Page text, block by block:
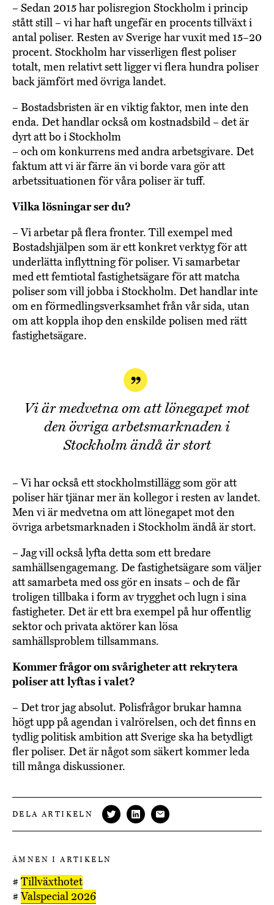
– Sedan 2015 har polisregion Stockholm i princip
stått still – vi har haft ungefär en procents tillväxt i
antal poliser. Resten av Sverige har vuxit med 15–20
procent. Stockholm har visserligen flest poliser
totalt, men relativt sett ligger vi flera hundra poliser
back jämfört med övriga landet.
– Bostadsbristen är en viktig faktor, men inte den
enda. Det handlar också om kostnadsbild – det är
dyrt att bo i Stockholm
– och om konkurrens med andra arbetsgivare. Det
faktum att vi är färre än vi borde vara gör att
arbetssituationen för våra poliser är tuff.
Vilka lösningar ser du?
– Vi arbetar på flera fronter. Till exempel med
Bostadshjälpen som är ett konkret verktyg för att
underlätta inflyttning för poliser. Vi samarbetar
med ett femtiotal fastighetsägare för att matcha
poliser som vill jobba i Stockholm. Det handlar inte
om en förmedlingsverksamhet från vår sida, utan
om att koppla ihop den enskilde polisen med rätt
fastighetsägare.
Vi är medvetna om att lönegapet mot
den övriga arbetsmarknaden i
Stockholm ändå är stort
– Vi har också ett stockholmstillägg som gör att
poliser här tjänar mer än kollegor i resten av landet.
Men vi är medvetna om att lönegapet mot den
övriga arbetsmarknaden i Stockholm ändå är stort.
– Jag vill också lyfta detta som ett bredare
samhällsengagemang. De fastighetsägare som väljer
att samarbeta med oss gör en insats – och de får
troligen tillbaka i form av trygghet och lugn i sina
fastigheter. Det är ett bra exempel på hur offentlig
sektor och privata aktörer kan lösa
samhällsproblem tillsammans.
Kommer frågor om svårigheter att rekrytera
poliser att lyftas i valet?
– Det tror jag absolut. Polisfrågor brukar hamna
högt upp på agendan i valrörelsen, och det finns en
tydlig politisk ambition att Sverige ska ha betydligt
fler poliser. Det är något som säkert kommer leda
till många diskussioner.
DELA ARTIKELN
ÄMNEN I ARTIKELN
# Tillväxthotet
#Valspecial 2026